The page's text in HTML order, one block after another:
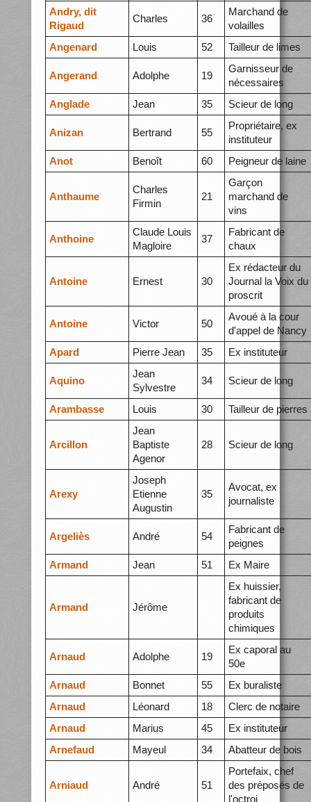
Andry, dit
Rigaud
Charles 36
Marchand de
volailles
Angenard
Louis 52 Tailleur de limes
Angerand Adolphe 19
Garnisseur de
nécessaires
Anglade
Jean 35 Scieur de long
Anizan Bertrand 55
Propriétaire, ex
instituteur
Anot
Benoît 60 Peigneur de laine
Anthaume
Charles
Firmin
21
Garçon
marchand de
vins
Anthoine
Claude Louis
Magloire
37
Fabricant de
chaux
Antoine Ernest 30
Ex rédacteur du
Journal la Voix du
proscrit
Antoine Victor 50
Avoué à la cour
d'appel de Nancy
Apard
Pierre Jean 35 Ex instituteur
Aquino
Jean
Sylvestre
34 Scieur de long
Arambasse Louis 30 Tailleur de pierres
Arcillon
Jean
Baptiste
Agenor
28 Scieur de long
Arexy
Joseph
Etienne
Augustin
35
Avocat, ex
journaliste
Argeliès André 54
Fabricant de
peignes
Armand
Jean 51 Ex Maire
Armand Jérôme
Ex huissier,
fabricant de
produits
chimiques
Arnaud Adolphe 19
Ex caporal au
50e
Arnaud
Bonnet 55
Ex buraliste
Arnaud
Léonard 18
Clerc de notaire
Arnaud
Marius 45
Ex instituteur
Arnefaud
Mayeul 34 Abatteur de bois
Arniaud André 51
Portefaix, chef
des préposés de
l'octroi